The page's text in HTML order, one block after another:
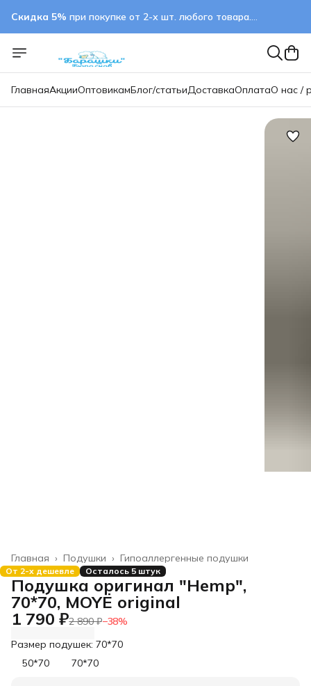
Скидка 5% при покупке от 2-х шт. любого товара.
ГлавнаяАкцииОптовикамБлог/статьиДоставкаОплатаО нас /
Гипоаллергенные подушки
Подушки ›
Главная ›
От 2-х дешевле Осталось 5 штук
Подушка оригинал "Hemp",
70*70, MOYЁ original
1 790 ₽2 890 ₽−38%
Размер подушек: 70*70
50*70
70*70